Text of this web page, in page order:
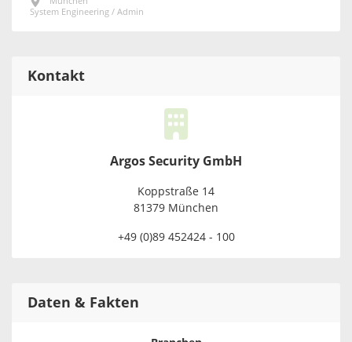
System Engineering / Admin
Kontakt
Argos Security GmbH
Koppstraße 14
81379 München
+49 (0)89 452424 - 100
Daten & Fakten